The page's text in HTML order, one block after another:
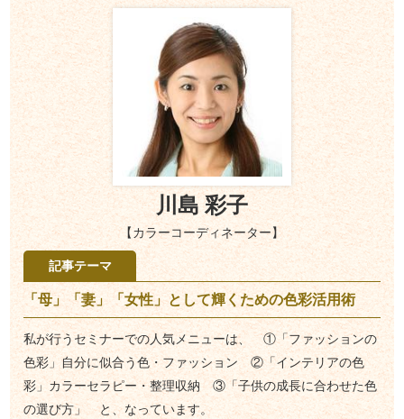
川島 彩子
【カラーコーディネーター】
記事テーマ
「母」「妻」「女性」として輝くための色彩活用術
私が行うセミナーでの人気メニューは、 ①「ファッションの
色彩」自分に似合う色・ファッション ②「インテリアの色
彩」カラーセラピー・整理収納 ③「子供の成長に合わせた色
の選び方」 と、なっています。